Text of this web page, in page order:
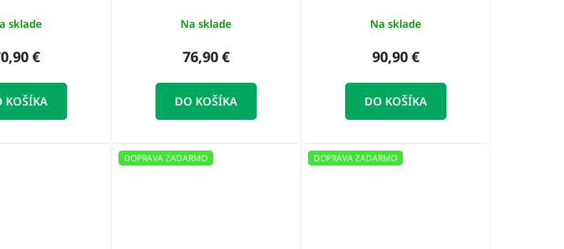
sklade
€
KOŠÍKA
Na sklade
76,90 €
DO KOŠÍKA
Na sklade
90,90 €
DO KOŠÍKA
DOPRAVA ZADARMO DOPRAVA ZADARMO